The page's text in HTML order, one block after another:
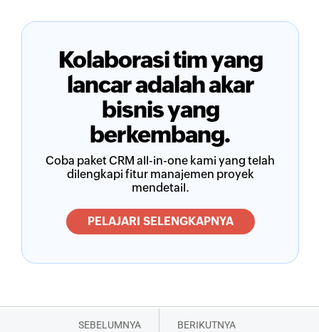
Kolaborasi tim yang
lancar adalah akar
bisnis yang
berkembang.
Coba paket CRM all-in-one kami yang telah
dilengkapi fitur manajemen proyek
mendetail.
PELAJARI SELENGKAPNYA
SEBELUMNYA BERIKUTNYA